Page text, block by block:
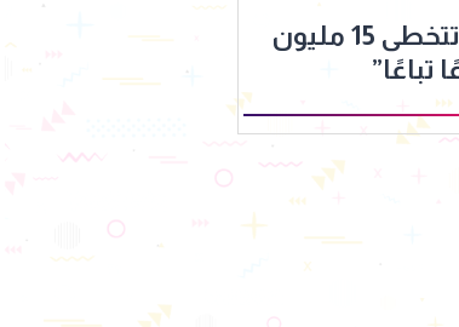
شيرين عبد الوهاب تتخطى 15 مليون
تباعًا”